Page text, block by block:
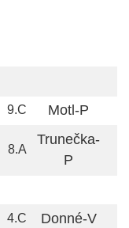
9.C Motl-P
8.A
Trunečka-
P
4.C Donné-V